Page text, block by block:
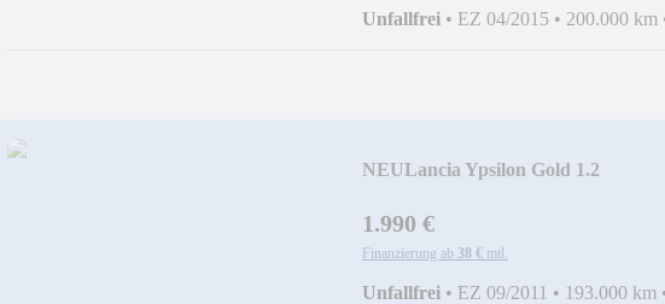
Unfallfrei • EZ 04/2015 • 200.000 km
NEULancia Ypsilon Gold 1.2
1.990 €
Finanzierung ab 38 € mtl.
Unfallfrei • EZ 09/2011 • 193.000 km